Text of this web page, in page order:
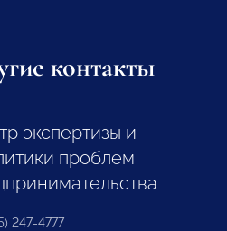
контакты
экспертизы и
проблем
247-4777